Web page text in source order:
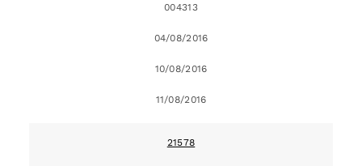
004313
04/08/2016
10/08/2016
11/08/2016
21578